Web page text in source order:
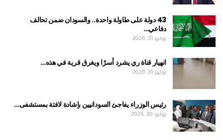
43 دولة على طاولة واحدة.. والسودان ضمن تحالف
دفاعي…
يوليو 31, 2026
انهيار قناة ري يشرد أسرًا ويغرق قرية في هذه…
يوليو 31, 2026
رئيس الوزراء يفاجئ السودانيين بإشادة لافتة بمستشفى…
يوليو 30, 2026